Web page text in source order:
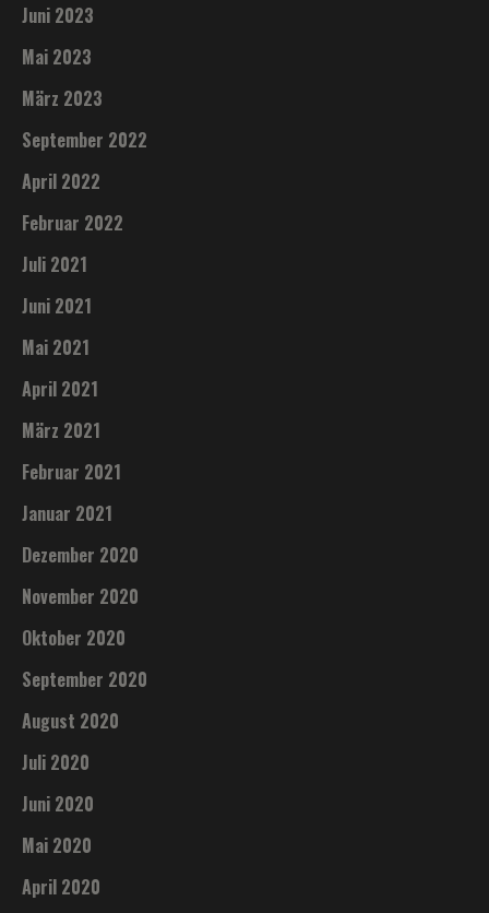
Juni 2023
Mai 2023
März 2023
September 2022
April 2022
Februar 2022
Juli 2021
Juni 2021
Mai 2021
April 2021
März 2021
Februar 2021
Januar 2021
Dezember 2020
November 2020
Oktober 2020
September 2020
August 2020
Juli 2020
Juni 2020
Mai 2020
April 2020